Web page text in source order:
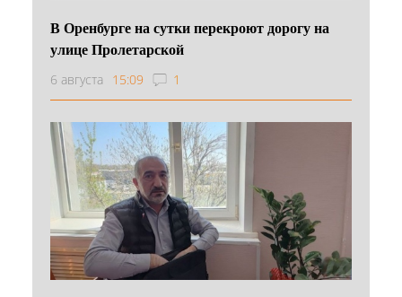
В Оренбурге на сутки перекроют дорогу на
улице Пролетарской
6 августа 15:09 1